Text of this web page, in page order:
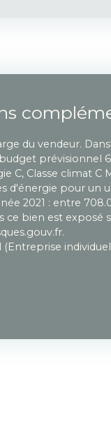
du vendeur.
prévisionnel
C, Classe climat
d'énergie pour un
2021 : entre
ce bien est exposé